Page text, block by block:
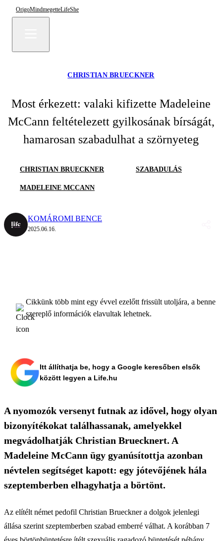
OrigoMindmegetteLifeShe
CHRISTIAN BRUECKNER
Most érkezett: valaki kifizette Madeleine
McCann feltételezett gyilkosának bírságát,
hamarosan szabadulhat a szörnyeteg
CHRISTIAN BRUECKNER SZABADULÁS
MADELEINE MCCANN
KOMÁROMI BENCE
2025.06.16.
Cikkünk több mint egy évvel ezelőtt frissült utoljára, a benne
szereplő információk elavultak lehetnek.
Itt állíthatja be, hogy a Google keresőben elsők
között legyen a Life.hu
A nyomozók versenyt futnak az idővel, hogy olyan
bizonyítékokat találhassanak, amelyekkel
megvádolhatják Christian Bruecknert. A
Madeleine McCann ügy gyanúsítottja azonban
névtelen segítséget kapott: egy jótevőjének hála
szeptemberben elhagyhatja a börtönt.
Az elítélt német pedofil Christian Brueckner a dolgok jelenlegi
állása szerint szeptemberben szabad emberré válhat. A korábban 7